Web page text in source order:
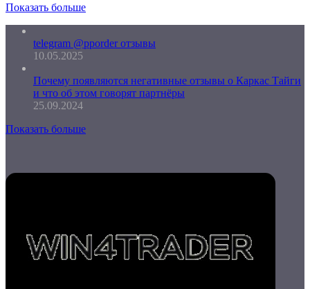
Показать больше
telegram @pporder отзывы
10.05.2025
Почему появляются негативные отзывы о Каркас Тайги
и что об этом говорят партнёры
25.09.2024
Показать больше